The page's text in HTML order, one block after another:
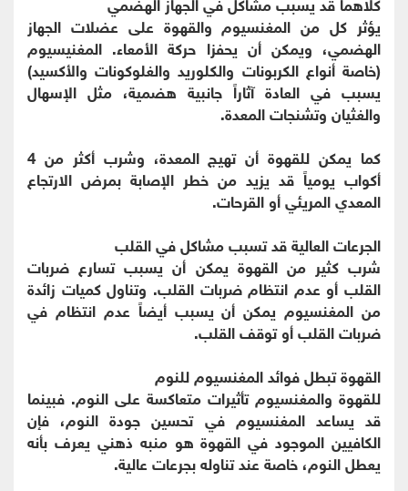
يؤثر كل من المغنسيوم والقهوة على عضلات الجهاز
الهضمي، ويمكن أن يحفزا حركة الأمعاء. المغنيسيوم
(خاصة أنواع الكربونات والكلوريد والغلوكونات والأكسيد)
يسبب في العادة آثاراً جانبية هضمية، مثل الإسهال
والغثيان وتشنجات المعدة.
كما يمكن للقهوة أن تهيج المعدة، وشرب أكثر من 4
أكواب يومياً قد يزيد من خطر الإصابة بمرض الارتجاع
المعدي المريئي أو القرحات.
الجرعات العالية قد تسبب مشاكل في القلب
شرب كثير من القهوة يمكن أن يسبب تسارع ضربات
القلب أو عدم انتظام ضربات القلب. وتناول كميات زائدة
من المغنسيوم يمكن أن يسبب أيضاً عدم انتظام في
ضربات القلب أو توقف القلب.
القهوة تبطل فوائد المغنسيوم للنوم
للقهوة والمغنسيوم تأثيرات متعاكسة على النوم. فبينما
قد يساعد المغنسيوم في تحسين جودة النوم، فإن
الكافيين الموجود في القهوة هو منبه ذهني يعرف بأنه
يعطل النوم، خاصة عند تناوله بجرعات عالية.